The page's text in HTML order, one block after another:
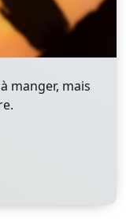
manger, mais